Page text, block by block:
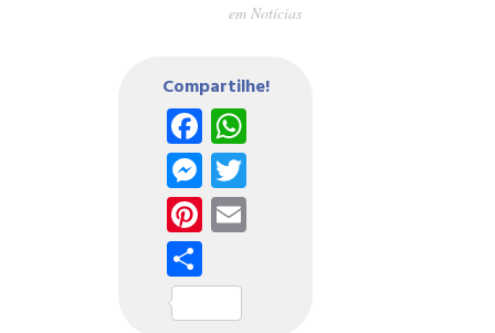
em Notícias
Compartilhe!
Facebook
WhatsApp
Messenger
Twitter
Pinterest
Email
Share